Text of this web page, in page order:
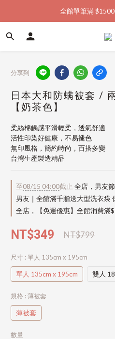
加入會員購物金
全館單筆滿
加入會員購物金
分享到
日本大和防螨被套 /
【奶茶色】
柔絲棉觸感平滑輕柔，透氣舒適
活性印染好健康，不易褪色
無印風格，簡約時尚，百搭多變
台灣生產製造精品
至08/15 04:00截止 全店，男友
男友｜全館滿千贈送大型洗衣袋
全店，【免運優惠】全館消費滿
NT$799
NT$349
尺寸 : 單人 135cm x 195cm
單人 135cm x 195cm 雙人
規格 : 薄被套
薄被套
數量